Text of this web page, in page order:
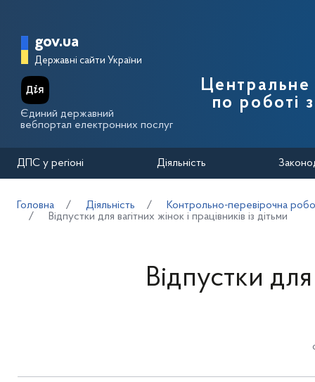
Головна сторінка Державної
gov.ua
Державні сайти України
Єдиний державний
вебпортал електронних послуг
Центральне
по роботі
ДПС у регіоні Діяльність
Головна Діяльність
Контрольно-перевірочна
Відпустки для вагітних жінок і працівників із дітьми
Відпустки для